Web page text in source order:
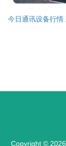
Copyright © 2026